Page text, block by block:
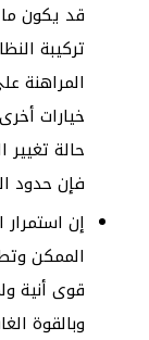
قد يكون
تركيبة
المراهنة
خيارات
حالة
فإن حدود
إن
الممكن
قوى أنية
وبالقوة